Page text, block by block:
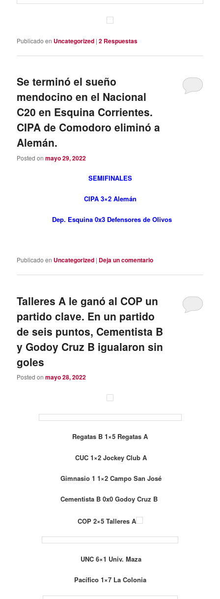
Publicado en Uncategorized |2 Respuestas
Se terminó el sueño
mendocino en el Nacional
C20 en Esquina Corrientes.
CIPA de Comodoro eliminó a
Alemán.
Posted onmayo 29, 2022
SEMIFINALES
CIPA 3×2 Alemán
Dep. Esquina 0x3 Defensores de Olivos
Publicado en Uncategorized | Deja un comentario
Talleres A le ganó al COP un
partido clave. En un partido
de seis puntos, Cementista B
y Godoy Cruz B igualaron sin
goles
Posted onmayo 28, 2022
Regatas B 1×5 Regatas A
CUC 1×2 Jockey Club A
Gimnasio 1 1×2 Campo San José
Cementista B 0x0 Godoy Cruz B
COP 2×5 Talleres A
UNC 6×1 Univ. Maza
Pacífico 1×7 La Colonia